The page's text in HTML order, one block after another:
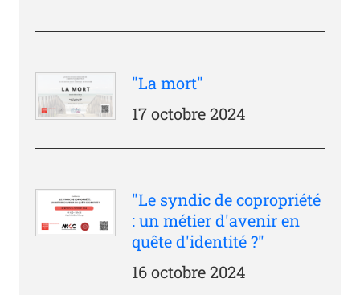
"La mort"
17 octobre 2024
"Le syndic de copropriété
: un métier d'avenir en
quête d'identité ?"
16 octobre 2024